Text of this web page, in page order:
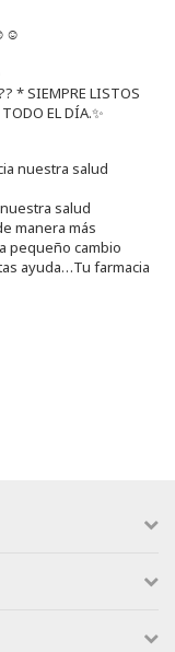
* SIEMPRE LISTOS
EL DÍA.✨
salud
manera más
pequeño cambio
ayuda…Tu farmacia